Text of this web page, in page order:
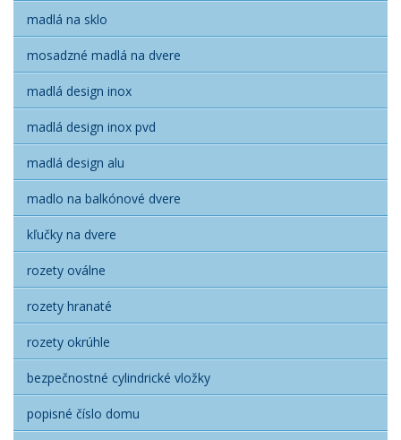
madlá na sklo
mosadzné madlá na dvere
madlá design inox
madlá design inox pvd
madlá design alu
madlo na balkónové dvere
kľučky na dvere
rozety oválne
rozety hranaté
rozety okrúhle
bezpečnostné cylindrické vložky
popisné číslo domu